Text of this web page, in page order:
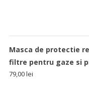
Masca de protectie
filtre pentru gaze si
79,00lei